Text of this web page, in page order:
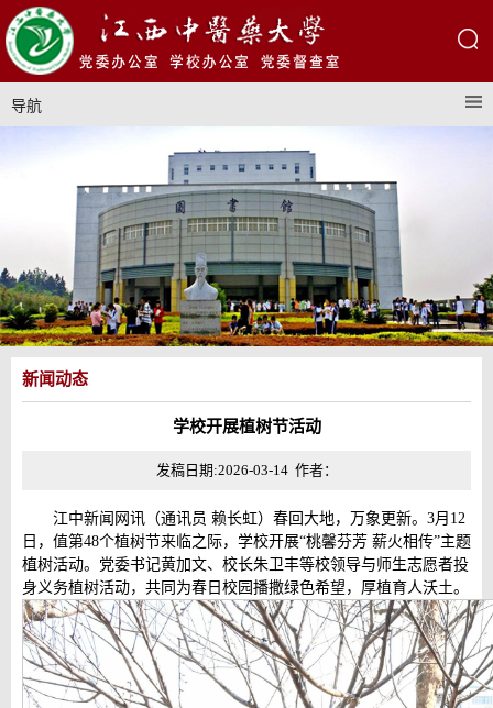
导航
新闻动态
学校开展植树节活动
发稿日期:2026-03-14 作者：
江中新闻网讯（通讯员 赖长虹）春回大地，万象更新。3月12
日，值第48个植树节来临之际，学校开展“桃馨芬芳 薪火相传”主题
植树活动。党委书记黄加文、校长朱卫丰等校领导与师生志愿者投
身义务植树活动，共同为春日校园播撒绿色希望，厚植育人沃土。